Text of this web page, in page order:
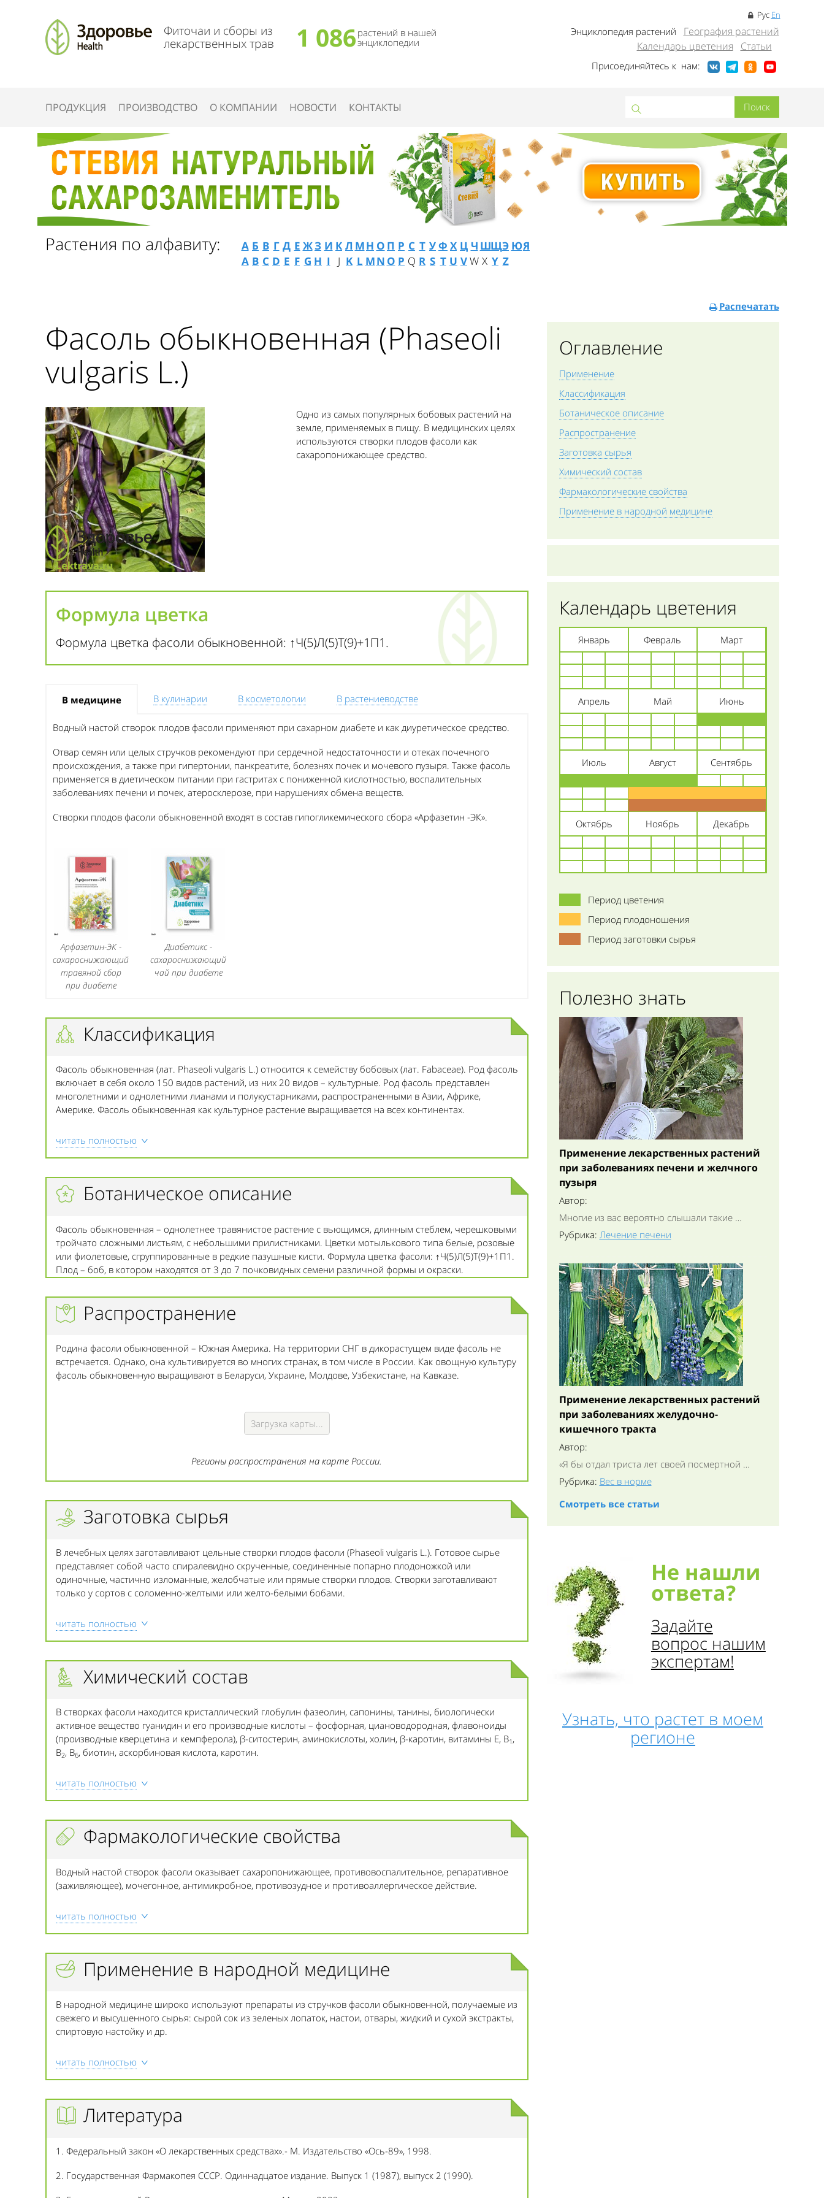
Фиточаи и сборы из
лекарственных трав
1 086 растений в нашей
энциклопедии
Рус En
Энциклопедия растений
География растений
Календарь цветения
Статьи
Присоединяйтесь к нам:
ПРОДУКЦИЯ ПРОИЗВОДСТВО О КОМПАНИИ НОВОСТИ КОНТАКТЫ
Растения по алфавиту: А Б В Г Д Е ЖЗ И К Л МН О П Р С Т УФ Х Ц Ч ШЩЭ ЮЯ
A B C D E F G H I J K L MN O P Q R S T U VW X Y Z
Фасоль обыкновенная (Phaseoli
vulgaris L.)
Одно из самых популярных бобовых растений на
земле, применяемых в пищу. В медицинских целях
используются створки плодов фасоли как
сахаропонижающее средство.
Формула цветка
Формула цветка фасоли обыкновенной: ↑Ч(5)Л(5)Т(9)+1П1.
В медицине В кулинарии В косметологии В растениеводстве
Водный настой створок плодов фасоли применяют при сахарном диабете и как диуретическое средство.
Отвар семян или целых стручков рекомендуют при сердечной недостаточности и отеках почечного
происхождения, а также при гипертонии, панкреатите, болезнях почек и мочевого пузыря. Также фасоль
применяется в диетическом питании при гастритах с пониженной кислотностью, воспалительных
заболеваниях печени и почек, атеросклерозе, при нарушениях обмена веществ.
Створки плодов фасоли обыкновенной входят в состав гипогликемического сбора «Арфазетин -ЭК».
Арфазетин-ЭК -
сахароснижающий
травяной сбор
при диабете
Диабетикс -
сахароснижающий
чай при диабете
Классификация
Фасоль обыкновенная (лат. Phaseoli vulgaris L.) относится к семейству бобовых (лат. Fabaceae). Род фасоль
включает в себя около 150 видов растений, из них 20 видов – культурные. Род фасоль представлен
многолетними и однолетними лианами и полукустарниками, распространенными в Азии, Африке,
Америке. Фасоль обыкновенная как культурное растение выращивается на всех континентах.
читать полностью
Ботаническое описание
Фасоль обыкновенная – однолетнее травянистое растение с вьющимся, длинным стеблем, черешковыми
тройчато сложными листьям, с небольшими прилистниками. Цветки мотылькового типа белые, розовые
или фиолетовые, сгруппированные в редкие пазушные кисти. Формула цветка фасоли: ↑Ч(5)Л(5)Т(9)+1П1.
Плод – боб, в котором находятся от 3 до 7 почковидных семени различной формы и окраски.
Распространение
Родина фасоли обыкновенной – Южная Америка. На территории СНГ в дикорастущем виде фасоль не
встречается. Однако, она культивируется во многих странах, в том числе в России. Как овощную культуру
фасоль обыкновенную выращивают в Беларуси, Украине, Молдове, Узбекистане, на Кавказе.
Загрузка карты...
Регионы распространения на карте России.
Заготовка сырья
В лечебных целях заготавливают цельные створки плодов фасоли (Phaseoli vulgaris L.). Готовое сырье
представляет собой часто спиралевидно скрученные, соединенные попарно плодоножкой или
одиночные, частично изломанные, желобчатые или прямые створки плодов. Створки заготавливают
только у сортов с соломенно-желтыми или желто-белыми бобами.
читать полностью
Химический состав
В створках фасоли находится кристаллический глобулин фазеолин, сапонины, танины, биологически
активное вещество гуанидин и его производные кислоты – фосфорная, циановодородная, флавоноиды
(производные кверцетина и кемпферола), β-ситостерин, аминокислоты, холин, β-каротин, витамины Е, В1 ,
В2, В6, биотин, аскорбиновая кислота, каротин.
читать полностью
Фармакологические свойства
Водный настой створок фасоли оказывает сахаропонижающее, противовоспалительное, репаративное
(заживляющее), мочегонное, антимикробное, противозудное и противоаллергическое действие.
читать полностью
Применение в народной медицине
В народной медицине широко используют препараты из стручков фасоли обыкновенной, получаемые из
свежего и высушенного сырья: сырой сок из зеленых лопаток, настои, отвары, жидкий и сухой экстракты,
спиртовую настойку и др.
читать полностью
Литература
1. Федеральный закон «О лекарственных средствах».- М. Издательство «Ось-89», 1998.
2. Государственная Фармакопея СССР. Одиннадцатое издание. Выпуск 1 (1987), выпуск 2 (1990).
Распечатать
Оглавление
Применение
Классификация
Ботаническое описание
Распространение
Заготовка сырья
Химический состав
Фармакологические свойства
Применение в народной медицине
Календарь цветения
Январь Февраль Март
Апрель Май Июнь
Июль Август Сентябрь
Октябрь Ноябрь Декабрь
Период цветения
Период плодоношения
Период заготовки сырья
Полезно знать
Применение лекарственных растений
при заболеваниях печени и желчного
пузыря
Автор:
Многие из вас вероятно слышали такие …
Рубрика: Лечение печени
Применение лекарственных растений
при заболеваниях желудочно-
кишечного тракта
Автор:
«Я бы отдал триста лет своей посмертной …
Рубрика: Вес в норме
Смотреть все статьи
Не нашли
ответа?
Задайте
вопрос нашим
экспертам!
Узнать, что растет в моем
регионе